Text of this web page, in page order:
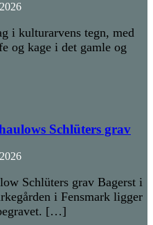
i kulturarvens tegn, med
og kage i det gamle og
Schlüters grav
Schlüters grav Bagerst i
i Fensmark ligger
[…]